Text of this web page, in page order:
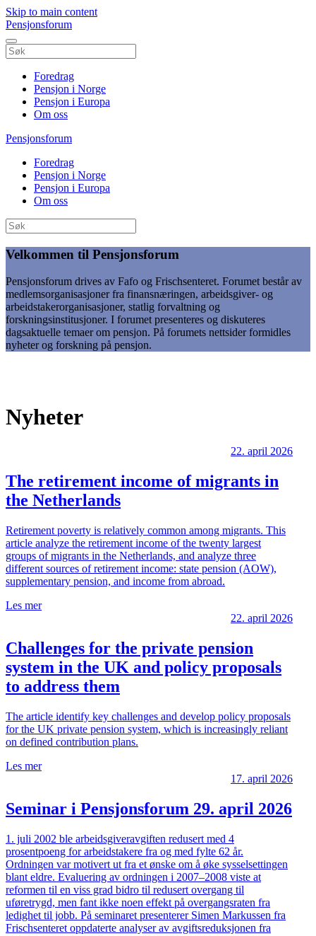
Skip to main content
Pensjonsforum
Foredrag
Pensjon i Norge
Pensjon i Europa
Om oss
Pensjonsforum
Foredrag
Pensjon i Norge
Pensjon i Europa
Om oss
Velkommen til Pensjonsforum
Pensjonsforum drives av Fafo og Frischsenteret. Forumet består av
medlemsorganisasjoner fra finansnæringen, arbeidsgiver- og
arbeidstakerorganisasjoner, statlig forvaltning og
forskningsinstitusjoner. I forumet presenteres og diskuteres
dagsaktuelle temaer om pensjon. På forumets nettsider formidles
nyheter og forskning på pensjon.
Nyheter
22. april 2026
The retirement income of migrants in
the Netherlands
Retirement poverty is relatively common among migrants. This
article analyze the retirement income of the twenty largest
groups of migrants in the Netherlands, and analyze three
different sources of retirement income: state pension (AOW),
supplementary pension, and income from abroad.
Les mer
22. april 2026
Challenges for the private pension
system in the UK and policy proposals
to address them
The article identify key challenges and develop policy proposals
for the UK private pension system, which is increasingly reliant
on defined contribution plans.
Les mer
17. april 2026
Seminar i Pensjonsforum 29. april 2026
1. juli 2002 ble arbeidsgiveravgiften redusert med 4
prosentpoeng for arbeidstakere fra og med fylte 62 år.
Ordningen var motivert ut fra et ønske om å øke sysselsettingen
blant eldre. Evaluering av ordningen i 2007–2008 viste at
reformen til en viss grad bidro til redusert overgang til
uføretrygd, men fant ikke noen effekt på overgangsraten fra
ledighet til jobb. På seminaret presenterer Simen Markussen fra
Frischsenteret oppdaterte analyser av avgiftsreduksjonen fra